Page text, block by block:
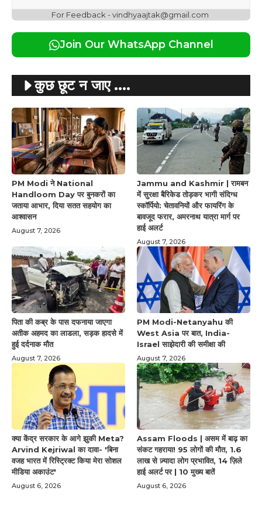
For Feedback - vindhyaajtak@gmail.com
Join Our WhatsApp Channel
कुछ छूट न जाए ....
PM Modi ने National
Handloom Day पर बुनकरों का
जताया आभार, दिया सतत सहयोग का
आश्वासन
August 7, 2026
Jammu and Kashmir | रामबन
में सुरक्षा बैरिकेड तोड़कर भागी संदिग्ध
स्कॉर्पियो: चेतावनियों और फायरिंग के
बावजूद फरार, अमरनाथ यात्रा मार्ग पर
हाई अलर्ट
August 7, 2026
पिता की कब्र के पास दफनाया जाएगा
अतीक अहमद का लाडला, सड़क हादसे में
हुई दर्दनाक मौत
August 7, 2026
PM Modi-Netanyahu की
West Asia पर बात, India-
Israel साझेदारी की समीक्षा की
August 7, 2026
क्या केंद्र सरकार के आगे झुकी Meta?
Arvind Kejriwal का दावा- 'बिना
वजह भारत में रिस्ट्रिक्ट किया मेरा सोशल
मीडिया अकाउंट'
August 6, 2026
Assam Floods | असम में बाढ़ का
संकट गहराया! 95 लोगों की मौत, 1.6
लाख से ज़्यादा लोग प्रभावित, 14 ज़िले
हाई अलर्ट पर | 10 मुख्य बातें
August 6, 2026